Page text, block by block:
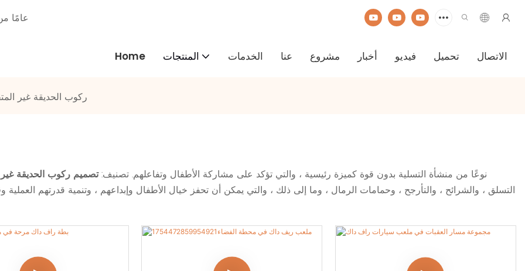
30
Home المنتجات الخدمات عنا مشروع أخبار فيديو تحميل الاتصال
ركوب الحديقة غير
يعد Unpowered Park Ride نوعًا من منشأة التسلية بدون قوة كميزة رئيسية ، والتي تؤكد على مشاركة الأطفال وتفاعلهم. تصنيف:تصميم ركوب الحديقة
التسلق ، والشرائح ، والتأرجح ، وحمامات الرمال ، وما إلى ذلك ، والتي يمكن أن تحفز خيال الأطفال وإبداعهم ، وتنمية قدرتهم